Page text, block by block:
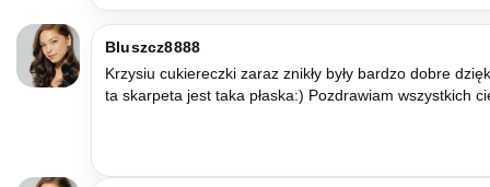
Bluszcz8888
Krzysiu cukiereczki zaraz znikły były bardzo dobre
ta skarpeta jest taka płaska:) Pozdrawiam wszystkich